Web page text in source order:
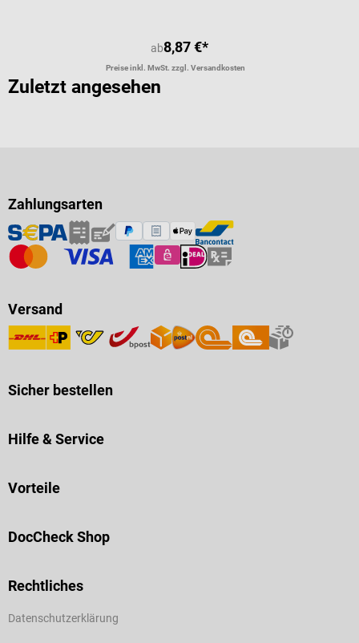
ab8,87 €*
Preise inkl. MwSt. zzgl. Versandkosten
Zuletzt angesehen
Zahlungsarten
Versand
Sicher bestellen
Hilfe & Service
Vorteile
DocCheck Shop
Rechtliches
Datenschutzerklärung